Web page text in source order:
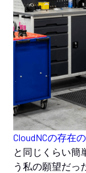
CloudNCの存在の
と同じくらい簡
う私の願望だっ